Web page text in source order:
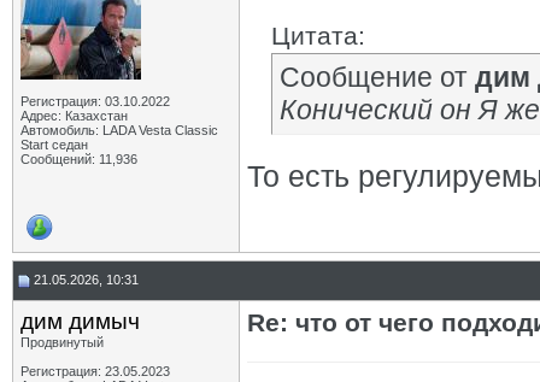
Регистрация: 03.10.2022
Адрес: Казахстан
Автомобиль: LADA Vesta Classic
Start седан
Сообщений: 11,936
Цитата:
Сообщение от дим
Конический он Я
То есть
21.05.2026, 10:31
дим димыч
Продвинутый
Регистрация: 23.05.2023
Re: что от чего